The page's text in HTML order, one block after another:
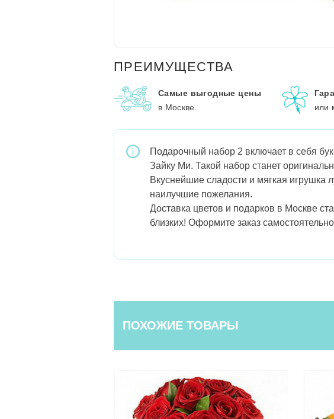
ПРЕИМУЩЕСТВА
Самые выгодные цены
в Москве.
или
Подарочный набор 2 включает в себя
Зайку Ми. Такой набор станет
Вкуснейшие сладости и мягкая игрушка
наилучшие пожелания.
Доставка цветов и подарков в Москве
близких! Оформите заказ
ПОХОЖИЕ ТОВАРЫ